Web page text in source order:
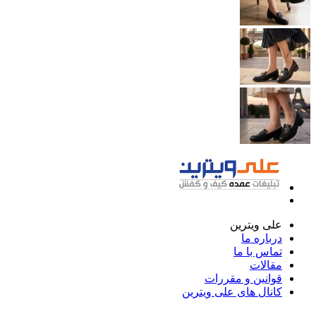
علی ویترین
درباره ما
تماس با ما
مقالات
قوانین و مقررات
کانال های علی ویترین